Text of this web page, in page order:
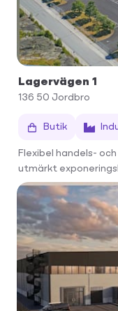
Lagervägen 1
136 50 Jordbro
Butik
Flexibel handels-
utmärkt